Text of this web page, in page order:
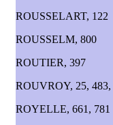
ROUSSELART, 122
ROUSSELM, 800
ROUTIER, 397
ROUVROY, 25, 483,
ROYELLE, 661, 781